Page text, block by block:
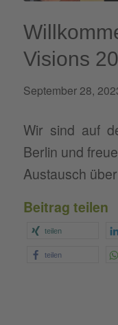
Visions
September 28,
Wir sind auf
Berlin und
Austausch über
Beitrag teilen
teilen
teilen